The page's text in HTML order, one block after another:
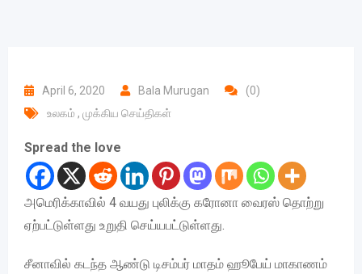
April 6, 2020 Bala Murugan
(0)
உலகம் , முக்கிய செய்திகள்
Spread the love
அமெரிக்காவில் 4 வயது புலிக்கு கரோனா வைரஸ் தொற்று
ஏற்பட்டுள்ளது உறுதி செய்யபட்டுள்ளது.
சீனாவில் கடந்த ஆண்டு டிசம்பர் மாதம் ஹூபேய் மாகாணம்